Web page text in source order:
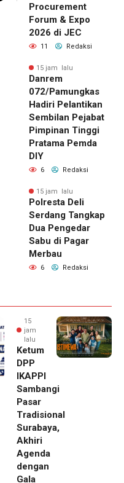
Procurement
Forum & Expo
2026 di JEC
11 Redaksi
15 jam lalu
Danrem
072/Pamungkas
Hadiri Pelantikan
Sembilan Pejabat
Pimpinan Tinggi
Pratama Pemda
DIY
6 Redaksi
15 jam lalu
Polresta Deli
Serdang Tangkap
Dua Pengedar
Sabu di Pagar
Merbau
6 Redaksi
15
jam
lalu
Ketum
DPP
IKAPPI
Sambangi
Pasar
Tradisional
Surabaya,
Akhiri
Agenda
dengan
Gala